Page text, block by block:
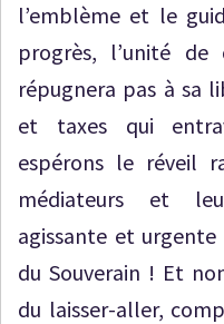
l’emblème et le
progrès, l’unité
répugnera pas à sa
et taxes qui
espérons le réveil
médiateurs et
agissante et
du Souverain ! Et
du laisser-aller,